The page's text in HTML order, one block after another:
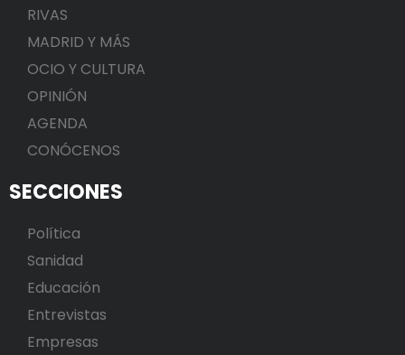
RIVAS
MADRID Y MÁS
OCIO Y CULTURA
OPINIÓN
AGENDA
CONÓCENOS
SECCIONES
Política
Sanidad
Educación
Entrevistas
Empresas